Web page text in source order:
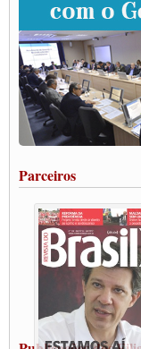
Grande Conquista da
ENCONTRO
DO BRASIL E A ELEIÇÃO
Carta às Brasileiras e aos
Paulinho, presidente da
Caminhoneiros aprovam
Rodoviários de Feira
salarial
Vacina Já: Lockdown de 24
Condutores de Guarulhos
Paralisação dos
Rio Grande
Caminhoneiros bloqueiam
Modal-Live #13 Aumento
Trabalhadora em Tempos de
MODAL-LIVE#12
CLASSE
Parceiros